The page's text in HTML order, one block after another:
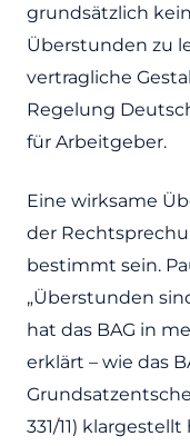
grundsätzlich
Überstunden zu
vertragliche
Regelung
für Arbeitgeber.
Eine wirksame
der
bestimmt sein.
„Überstunden
hat das BAG in
erklärt – wie das
331/11)